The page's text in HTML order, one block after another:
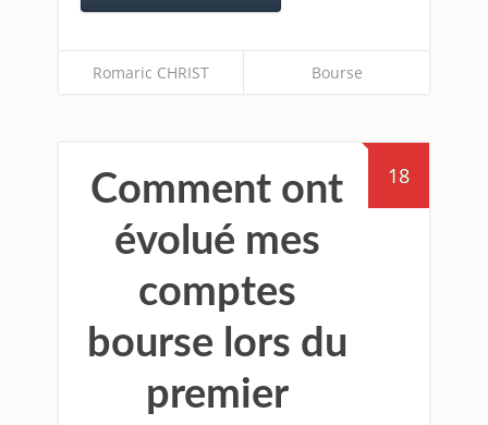
Romaric CHRIST Bourse
18
Comment ont
évolué mes
comptes
bourse lors du
premier